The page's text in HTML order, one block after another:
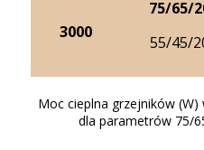
3000
75/65/
55/45/
Moc cieplna grzejników (W)
dla parametrów 75/